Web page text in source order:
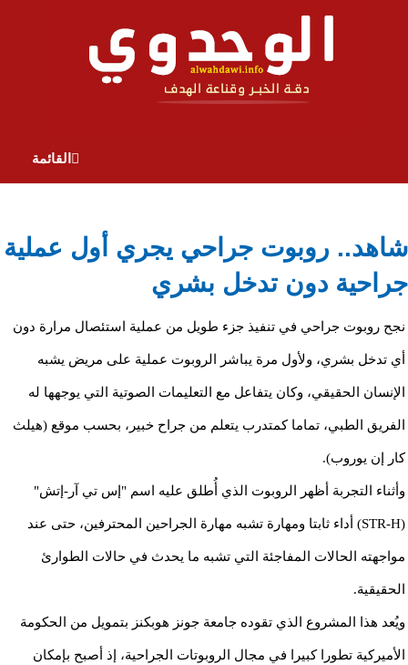
القائمة
شاهد.. روبوت جراحي يجري أول عملية
جراحية دون تدخل بشري
نجح روبوت جراحي في تنفيذ جزء طويل من عملية استئصال مرارة دون
أي تدخل بشري، ولأول مرة يباشر الروبوت عملية على مريض يشبه
الإنسان الحقيقي، وكان يتفاعل مع التعليمات الصوتية التي يوجهها له
الفريق الطبي، تماما كمتدرب يتعلم من جراح خبير، بحسب موقع (هيلث
كار إن يوروب).
وأثناء التجربة أظهر الروبوت الذي أُطلق عليه اسم "إس تي آر-إتش"
(STR-H) أداء ثابتا ومهارة تشبه مهارة الجراحين المحترفين، حتى عند
مواجهته الحالات المفاجئة التي تشبه ما يحدث في حالات الطوارئ
الحقيقية.
ويُعد هذا المشروع الذي تقوده جامعة جونز هوبكنز بتمويل من الحكومة
الأميركية تطورا كبيرا في مجال الروبوتات الجراحية، إذ أصبح بإمكان